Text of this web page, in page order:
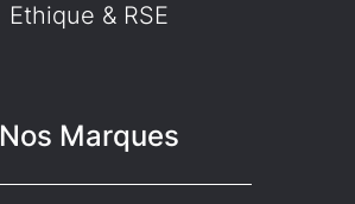
Ethique & RSE
Nos Marques